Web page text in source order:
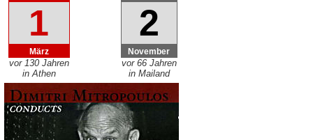
1
März
vor 130 Jahren
in Athen
2
November
vor 66 Jahren
in Mailand